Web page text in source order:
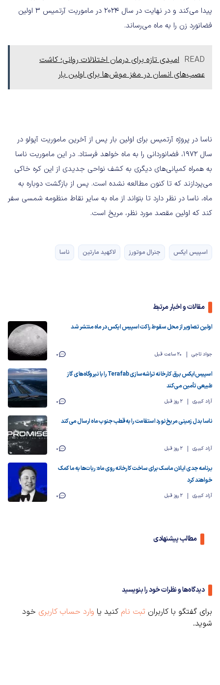
پیدا می‌کند و در نهایت در سال ۲۰۲۴ در ماموریت آرتمیس ۳ اولین
فضانورد زن را به ماه می‌رساند.
READ امیدی تازه برای درمان اختلالات روانی؛ کاشت
عصب‌های انسان در مغز موش‌ها برای اولین بار
ناسا در پروژه آرتمیس برای اولین بار پس از آخرین ماموریت آپولو در
سال ۱۹۷۲، فضانوردانی را به ماه خواهد فرستاد. در این ماموریت ناسا
به همراه کمپانی‌های دیگری به کشف نواحی جدیدی از این کره خاکی
می‌پردازند که تا کنون مطالعه نشده است. پس از بازگشت دوباره به
ماه، ناسا در نظر دارد تا بتواند از ماه به سایر نقاط منظومه شمسی سفر
کند که اولین مقصد مورد نظر، مریخ است.
اسپیس ایکس جنرال موتورز لاکهید مارتین ناسا
مقالات و اخبار مرتبط
اولین تصاویر از محل سقوط راکت اسپیس ایکس در ماه منتشر شد
جواد تاجی 20 ساعت قبل 0
اسپیس‌ایکس برق کارخانه تراشه‌سازی Terafab را با نیروگاه‌های گاز
طبیعی تأمین می‌کند
آزاد کبیری 2 روز قبل 0
ناسا بدل زمینی مریخ‌نورد استقامت را به قطب جنوب ماه ارسال می‌کند
آزاد کبیری 2 روز قبل 0
برنامه جدی ایلان ماسک برای ساخت‌ کارخانه روی ماه: ربات‌ها به ما کمک
خواهند کرد
آزاد کبیری 2 روز قبل 0
مطالب پیشنهادی
دیدگاه‌ها و نظرات خود را بنویسید
برای گفتگو با کاربران ثبت نام کنید یا وارد حساب کاربری خود
شوید.